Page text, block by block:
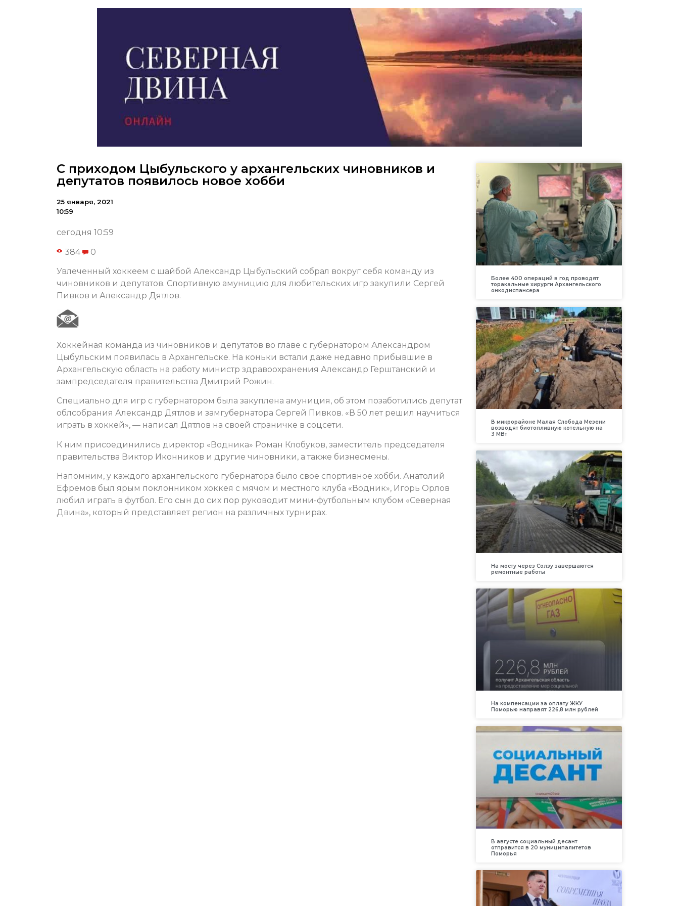
С приходом Цыбульского у архангельских чиновников и
депутатов появилось новое хобби
25 января, 2021
10:59
сегодня 10:59
384 0
Увлеченный хоккеем с шайбой Александр Цыбульский собрал вокруг себя команду из
чиновников и депутатов. Спортивную амуницию для любительских игр закупили Сергей
Пивков и Александр Дятлов.
Хоккейная команда из чиновников и депутатов во главе с губернатором Александром
Цыбульским появилась в Архангельске. На коньки встали даже недавно прибывшие в
Архангельскую область на работу министр здравоохранения Александр Герштанский и
зампредседателя правительства Дмитрий Рожин.
Специально для игр с губернатором была закуплена амуниция, об этом позаботились депутат
облсобрания Александр Дятлов и замгубернатора Сергей Пивков. «В 50 лет решил научиться
играть в хоккей», — написал Дятлов на своей страничке в соцсети.
К ним присоединились директор «Водника» Роман Клобуков, заместитель председателя
правительства Виктор Иконников и другие чиновники, а также бизнесмены.
Напомним, у каждого архангельского губернатора было свое спортивное хобби. Анатолий
Ефремов был ярым поклонником хоккея с мячом и местного клуба «Водник», Игорь Орлов
любил играть в футбол. Его сын до сих пор руководит мини-футбольным клубом «Северная
Двина», который представляет регион на различных турнирах.
Более 400 операций в год проводят
торакальные хирурги Архангельского
онкодиспансера
В микрорайоне Малая Слобода Мезени
возводят биотопливную котельную на
3 МВт
На мосту через Солзу завершаются
ремонтные работы
На компенсации за оплату ЖКУ
Поморью направят 226,8 млн рублей
В августе социальный десант
отправится в 20 муниципалитетов
Поморья